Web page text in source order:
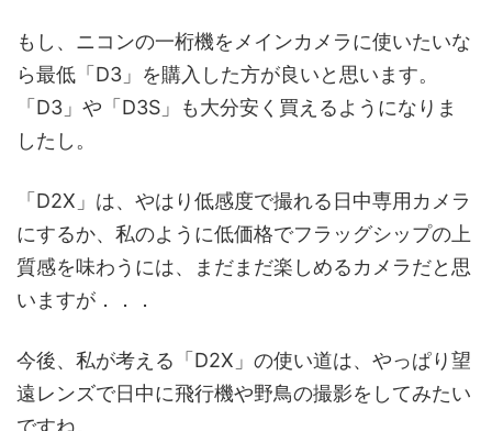
もし、ニコンの一桁機をメインカメラに使いたいな
ら最低「D3」を購入した方が良いと思います。
「D3」や「D3S」も大分安く買えるようになりま
したし。
「D2X」は、やはり低感度で撮れる日中専用カメラ
にするか、私のように低価格でフラッグシップの上
質感を味わうには、まだまだ楽しめるカメラだと思
いますが．．．
今後、私が考える「D2X」の使い道は、やっぱり望
遠レンズで日中に飛行機や野鳥の撮影をしてみたい
ですね。